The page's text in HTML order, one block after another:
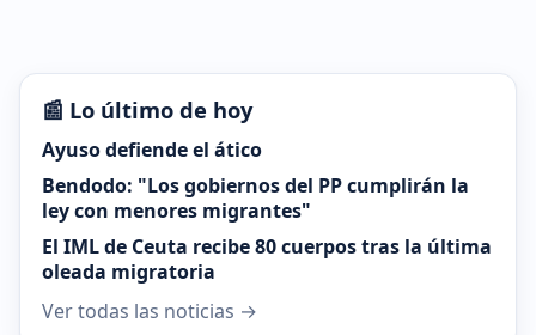
📰 Lo último de hoy
Ayuso defiende el ático
Bendodo: "Los gobiernos del PP cumplirán la
ley con menores migrantes"
El IML de Ceuta recibe 80 cuerpos tras la última
oleada migratoria
Ver todas las noticias →